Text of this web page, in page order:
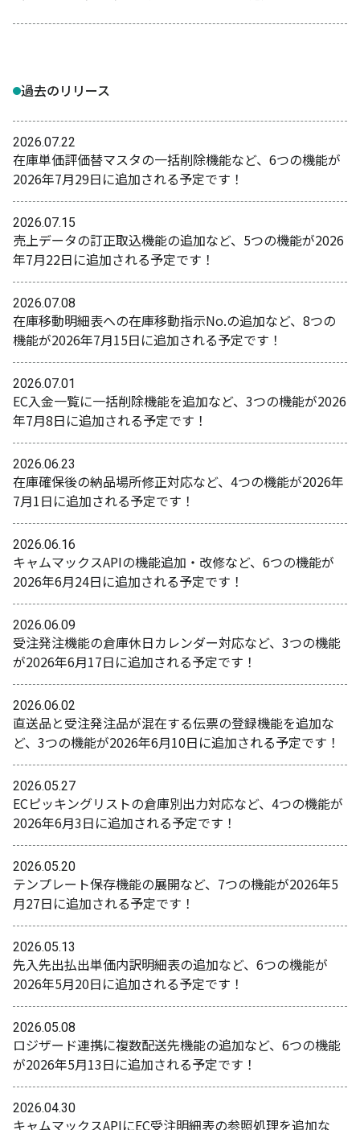
過去のリリース
2026.07.22
在庫単価評価替マスタの一括削除機能など、6つの機能が
2026年7月29日に追加される予定です！
2026.07.15
売上データの訂正取込機能の追加など、5つの機能が2026
年7月22日に追加される予定です！
2026.07.08
在庫移動明細表への在庫移動指示No.の追加など、8つの
機能が2026年7月15日に追加される予定です！
2026.07.01
EC入金一覧に一括削除機能を追加など、3つの機能が2026
年7月8日に追加される予定です！
2026.06.23
在庫確保後の納品場所修正対応など、4つの機能が2026年
7月1日に追加される予定です！
2026.06.16
キャムマックスAPIの機能追加・改修など、6つの機能が
2026年6月24日に追加される予定です！
2026.06.09
受注発注機能の倉庫休日カレンダー対応など、3つの機能
が2026年6月17日に追加される予定です！
2026.06.02
直送品と受注発注品が混在する伝票の登録機能を追加な
ど、3つの機能が2026年6月10日に追加される予定です！
2026.05.27
ECピッキングリストの倉庫別出力対応など、4つの機能が
2026年6月3日に追加される予定です！
2026.05.20
テンプレート保存機能の展開など、7つの機能が2026年5
月27日に追加される予定です！
2026.05.13
先入先出払出単価内訳明細表の追加など、6つの機能が
2026年5月20日に追加される予定です！
2026.05.08
ロジザード連携に複数配送先機能の追加など、6つの機能
が2026年5月13日に追加される予定です！
2026.04.30
キャムマックスAPIにEC受注明細表の参照処理を追加な